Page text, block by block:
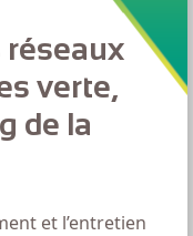
réseaux
verte,
de la
et l’entretien